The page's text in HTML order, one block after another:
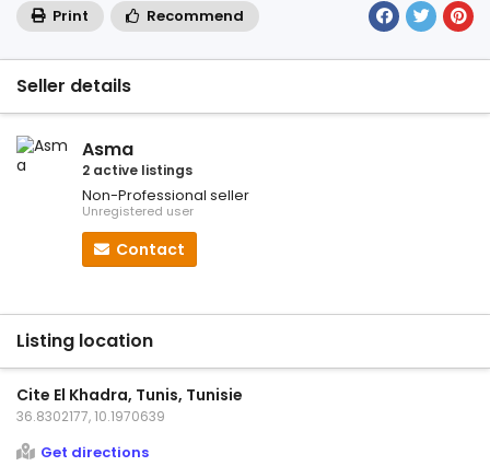
Print Recommend
Seller details
Asma
2 active listings
Non-Professional seller
Unregistered user
Contact
Listing location
Cite El Khadra, Tunis, Tunisie
36.8302177, 10.1970639
Get directions